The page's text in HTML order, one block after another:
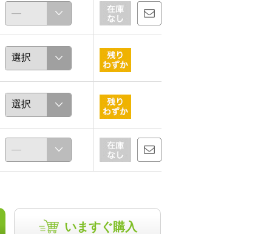
いますぐ購入